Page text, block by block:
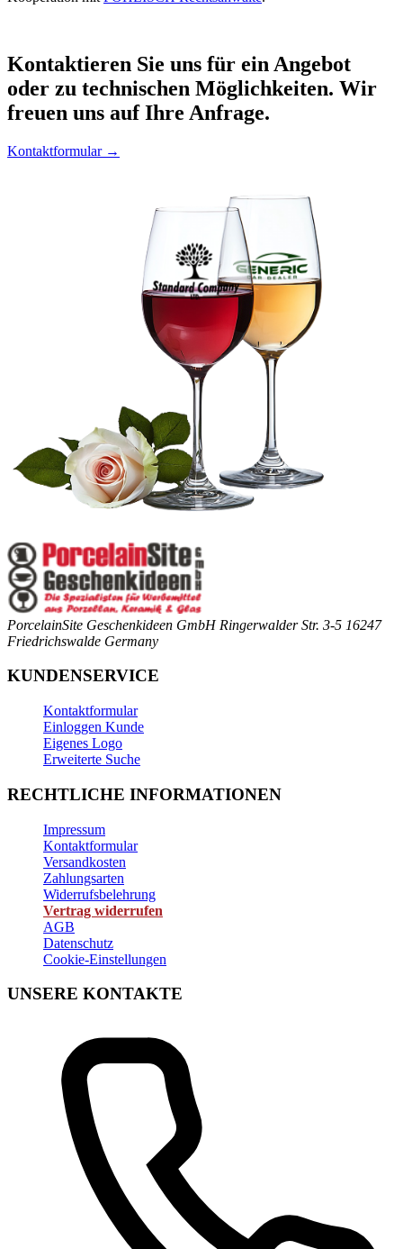
Kontaktieren Sie uns für ein Angebot
oder zu technischen Möglichkeiten. Wir
freuen uns auf Ihre Anfrage.
Kontaktformular →
PorcelainSite Geschenkideen GmbH Ringerwalder Str. 3-5 16247
Friedrichswalde Germany
KUNDENSERVICE
Kontaktformular
Einloggen Kunde
Eigenes Logo
Erweiterte Suche
RECHTLICHE INFORMATIONEN
Impressum
Kontaktformular
Versandkosten
Zahlungsarten
Widerrufsbelehrung
Vertrag widerrufen
AGB
Datenschutz
Cookie-Einstellungen
UNSERE KONTAKTE